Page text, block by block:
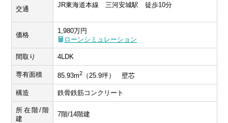
交通
JR東海道本線 三河安城駅 徒歩10分
価格
1,980万円
ローンシミュレーション
間取り 4LDK
専有面積 85.93m2 （25.9坪） 壁芯
構造 鉄骨鉄筋コンクリート
所在階/階
建
7階/14階建